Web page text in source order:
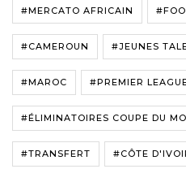
#MERCATO AFRICAIN
#CAMEROUN #JEUNES
#MAROC #PREMIER
#ÉLIMINATOIRES COUPE DU
#TRANSFERT #CÔTE